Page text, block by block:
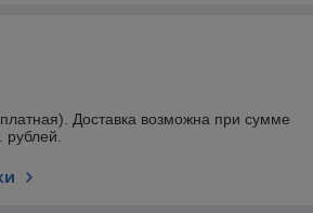
Доставка возможна при сумме
рублей.